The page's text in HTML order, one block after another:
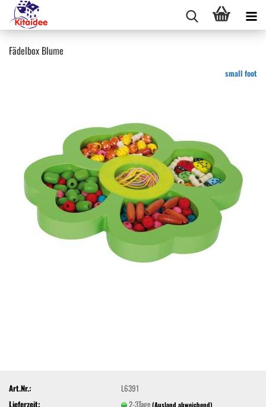
Fädelbox Blume
small foot
Art.Nr.:
L6391
Lieferzeit:
2-3Tage(Ausland abweichend)